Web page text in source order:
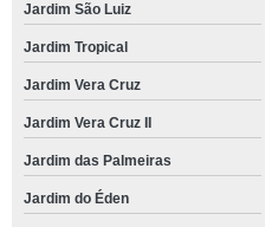
Jardim São Luiz
Jardim Tropical
Jardim Vera Cruz
Jardim Vera Cruz II
Jardim das Palmeiras
Jardim do Éden